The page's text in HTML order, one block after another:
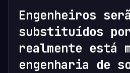
Engenheiros
substituídos
realmente está
engenharia de